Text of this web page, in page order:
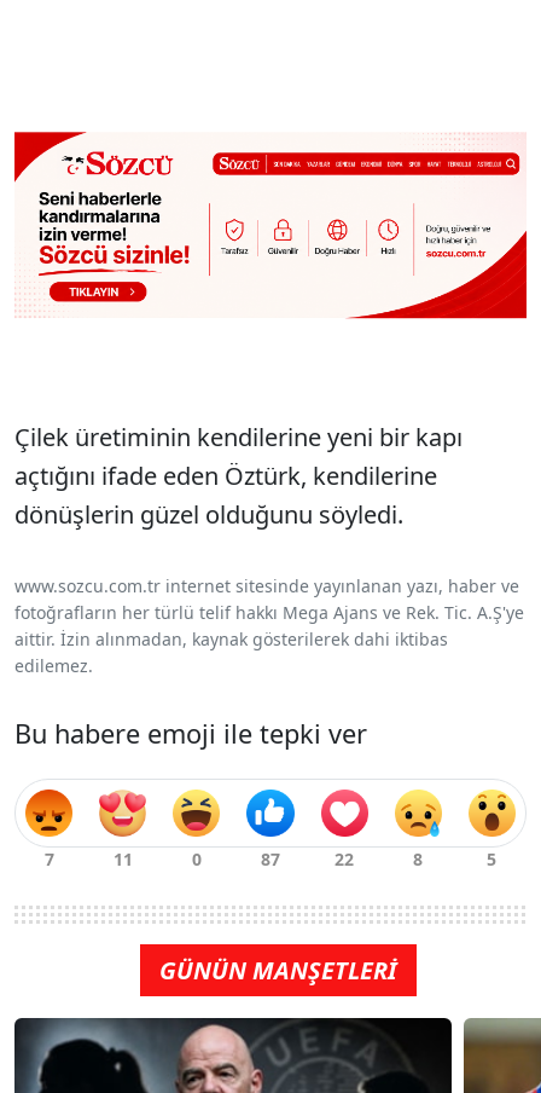
Çilek üretiminin kendilerine yeni bir kapı
açtığını ifade eden Öztürk, kendilerine
dönüşlerin güzel olduğunu söyledi.
www.sozcu.com.tr internet sitesinde yayınlanan yazı, haber ve
fotoğrafların her türlü telif hakkı Mega Ajans ve Rek. Tic. A.Ş'ye
aittir. İzin alınmadan, kaynak gösterilerek dahi iktibas
edilemez.
Bu habere emoji ile tepki ver
GÜNÜN MANŞETLERİ